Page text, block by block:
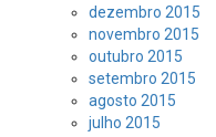
dezembro 2015
novembro 2015
outubro 2015
setembro 2015
agosto 2015
julho 2015